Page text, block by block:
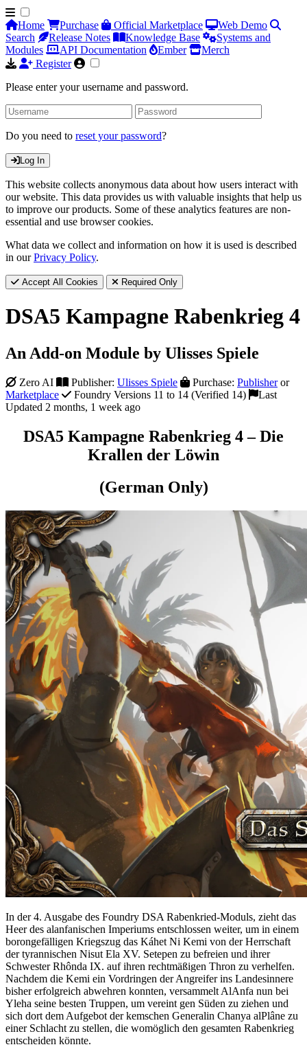
Home Purchase Official Marketplace
Web Demo
Search
Release Notes Knowledge Base
Systems and
Modules
API Documentation Ember
Merch
Register
Please enter your username and password.
Do you need to reset your password?
Log In
This website collects anonymous data about how users interact with
our website. This data provides us with valuable insights that help us
to improve our products. Some of these analytics features are non-
essential and use browser cookies.
What data we collect and information on how it is used is described
in ourPrivacy Policy.
Accept All Cookies Required Only
DSA5 Kampagne Rabenkrieg 4
An Add-on Module by Ulisses Spiele
Zero AI Publisher: Ulisses Spiele Purchase: Publisheror
Marketplace
Foundry Versions 11 to 14 (Verified 14)
Last
Updated 2 months, 1 week ago
DSA5 Kampagne Rabenkrieg 4 – Die
Krallen der Löwin
(German Only)
In der 4. Ausgabe des Foundry DSA Rabenkried-Moduls, zieht das
Heer des alanfanischen Imperiums entschlossen weiter, um in einem
borongefälligen Kriegszug das Káhet Ni Kemi von der Herrschaft
der tyrannischen Nisut Ela XV. Setepen zu befreien und ihrer
Schwester Rhônda IX. auf ihren rechtmäßigen Thron zu verhelfen.
Nachdem die Kemi ein Vordringen der Angreifer ins Landesinnere
bisher erfolgreich abwehren konnten, versammelt AlAnfa nun bei
Yleha seine besten Truppen, um vereint gen Süden zu ziehen und
sich dort dem Aufgebot der kemschen Generalin Chanya alPlâne zu
einer Schlacht zu stellen, die womöglich den gesamten Rabenkrieg
entscheiden könnte.